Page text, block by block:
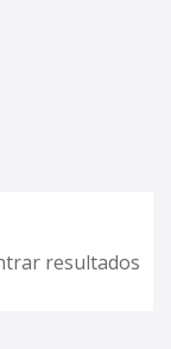
resultados